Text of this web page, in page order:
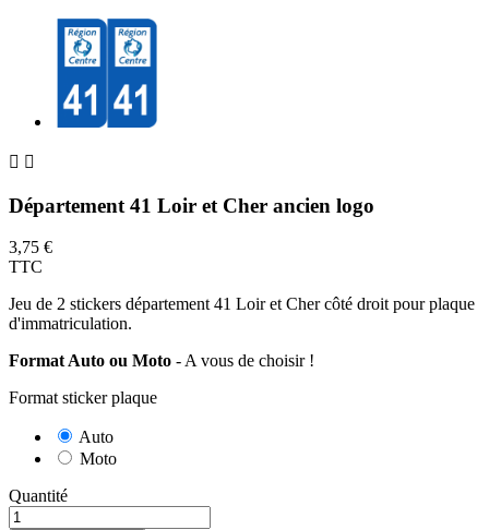
 
Département 41 Loir et Cher ancien logo
3,75 €
TTC
Jeu de 2 stickers département 41 Loir et Cher côté droit pour plaque
d'immatriculation.
Format Auto ou Moto - A vous de choisir !
Format sticker plaque
Auto
Moto
Quantité